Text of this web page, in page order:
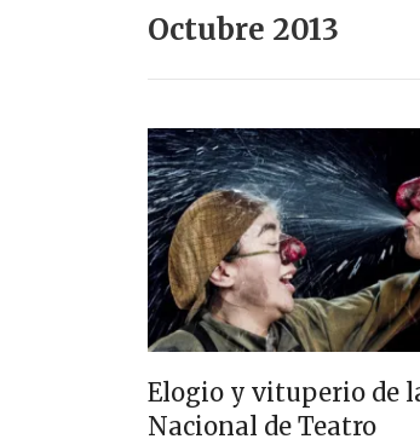
Octubre 2013
Elogio y vituperio de
Nacional de Teatro